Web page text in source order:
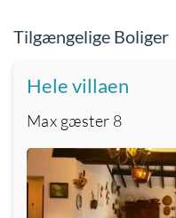
Tilgængelige Boliger
Hele villaen
Max gæster 8